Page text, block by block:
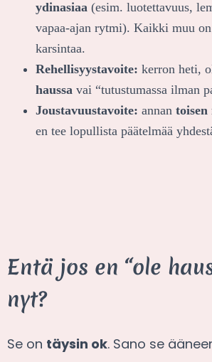
ydinasiaa (esim. luotettavuus,
vapaa-ajan rytmi). Kaikki muu on
karsintaa.
Rehellisyys­tavoite: kerron heti,
haussa vai “tutustumassa ilman
Joustavuus­tavoite: annan toisen
en tee lopullista päätelmää
Entä jos en “ole
nyt?
Se on täysin ok. Sano se